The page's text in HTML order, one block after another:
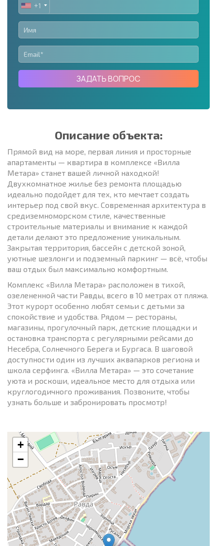
UNITED
STATES
+1
+1
ЗАДАТЬ ВОПРОС
Описание объекта:
Прямой вид на море, первая линия и просторные
апартаменты — квартира в комплексе «Вилла
Метара» станет вашей личной находкой!
Двухкомнатное жилье без ремонта площадью
идеально подойдет для тех, кто мечтает создать
интерьер под свой вкус. Современная архитектура в
средиземноморском стиле, качественные
строительные материалы и внимание к каждой
детали делают это предложение уникальным.
Закрытая территория, бассейн с детской зоной,
уютные шезлонги и подземный паркинг — всё, чтобы
ваш отдых был максимально комфортным.
Комплекс «Вилла Метара» расположен в тихой,
озелененной части Равды, всего в 10 метрах от пляжа.
Этот курорт особенно любят семьи с детьми за
спокойствие и удобства. Рядом — рестораны,
магазины, прогулочный парк, детские площадки и
остановка транспорта с регулярными рейсами до
Несебра, Солнечного Берега и Бургаса. В шаговой
доступности один из лучших аквапарков региона и
школа серфинга. «Вилла Метара» — это сочетание
уюта и роскоши, идеальное место для отдыха или
круглогодичного проживания. Позвоните, чтобы
узнать больше и забронировать просмотр!
+
−